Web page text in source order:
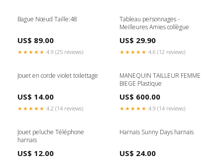
Bague Nœud Taille:48
US$ 89.00
★★★★★ 4.9 (25 reviews)
Tableau personnages -
Meilleures Amies collègue
US$ 29.90
★★★★★ 4.6 (12 reviews)
Jouet en corde violet toilettage
US$ 14.00
★★★★★ 4.2 (14 reviews)
MANEQUIN TAILLEUR FEMME
BIEGE Plastique
US$ 600.00
★★★★★ 4.9 (14 reviews)
Jouet peluche Téléphone
harnais
US$ 12.00
Harnais Sunny Days harnais
US$ 24.00